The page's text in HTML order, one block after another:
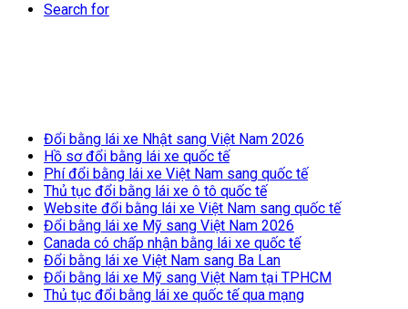
Search for
Đổi bằng lái xe Nhật sang Việt Nam 2026
Hồ sơ đổi bằng lái xe quốc tế
Phí đổi bằng lái xe Việt Nam sang quốc tế
Thủ tục đổi bằng lái xe ô tô quốc tế
Website đổi bằng lái xe Việt Nam sang quốc tế
Đổi bằng lái xe Mỹ sang Việt Nam 2026
Canada có chấp nhận bằng lái xe quốc tế
Đổi bằng lái xe Việt Nam sang Ba Lan
Đổi bằng lái xe Mỹ sang Việt Nam tại TPHCM
Thủ tục đổi bằng lái xe quốc tế qua mạng